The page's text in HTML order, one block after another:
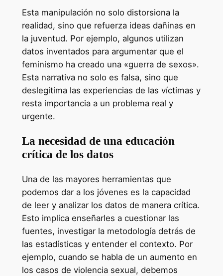
Esta manipulación no solo distorsiona la
realidad, sino que refuerza ideas dañinas en
la juventud. Por ejemplo, algunos utilizan
datos inventados para argumentar que el
feminismo ha creado una «guerra de sexos».
Esta narrativa no solo es falsa, sino que
deslegitima las experiencias de las víctimas y
resta importancia a un problema real y
urgente.
La necesidad de una educación
crítica de los datos
Una de las mayores herramientas que
podemos dar a los jóvenes es la capacidad
de leer y analizar los datos de manera crítica.
Esto implica enseñarles a cuestionar las
fuentes, investigar la metodología detrás de
las estadísticas y entender el contexto. Por
ejemplo, cuando se habla de un aumento en
los casos de violencia sexual, debemos